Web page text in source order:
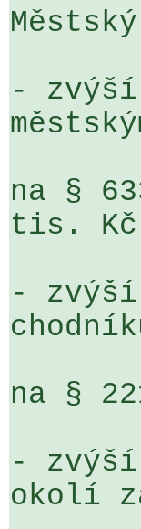
-
na §
tis. Kč
- zvýší
na §
- zvýší
okolí